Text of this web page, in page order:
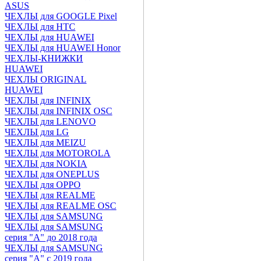
ASUS
ЧЕХЛЫ для GOOGLE Pixel
ЧЕХЛЫ для HTC
ЧЕХЛЫ для HUAWEI
ЧЕХЛЫ для HUAWEI Honor
ЧЕХЛЫ-КНИЖКИ
HUAWEI
ЧЕХЛЫ ORIGINAL
HUAWEI
ЧЕХЛЫ для INFINIX
ЧЕХЛЫ для INFINIX OSC
ЧЕХЛЫ для LENOVO
ЧЕХЛЫ для LG
ЧЕХЛЫ для MEIZU
ЧЕХЛЫ для MOTOROLA
ЧЕХЛЫ для NOKIA
ЧЕХЛЫ для ONEPLUS
ЧЕХЛЫ для OPPO
ЧЕХЛЫ для REALME
ЧЕХЛЫ для REALME OSC
ЧЕХЛЫ для SAMSUNG
ЧЕХЛЫ для SAMSUNG
серия "A" до 2018 года
ЧЕХЛЫ для SAMSUNG
серия "A" с 2019 года